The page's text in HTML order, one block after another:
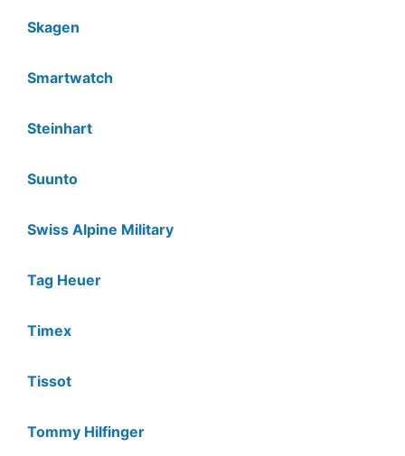
Skagen
Smartwatch
Steinhart
Suunto
Swiss Alpine Military
Tag Heuer
Timex
Tissot
Tommy Hilfinger